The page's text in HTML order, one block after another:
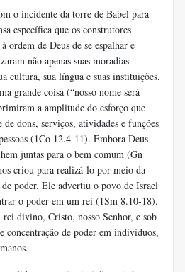
o incidente da torre de Babel para
específica que os construtores
ordem de Deus de se espalhar e
não apenas suas moradias
cultura, sua língua e suas instituições.
grande coisa (“nosso nome será
a amplitude do esforço que
dons, serviços, atividades e funções
(1Co 12.4-11). Embora Deus
juntas para o bem comum (Gn
criou para realizá-lo por meio da
poder. Ele advertiu o povo de Israel
o poder em um rei (1Sm 8.10-18).
rei divino, Cristo, nosso Senhor, e sob
concentração de poder em indivíduos,